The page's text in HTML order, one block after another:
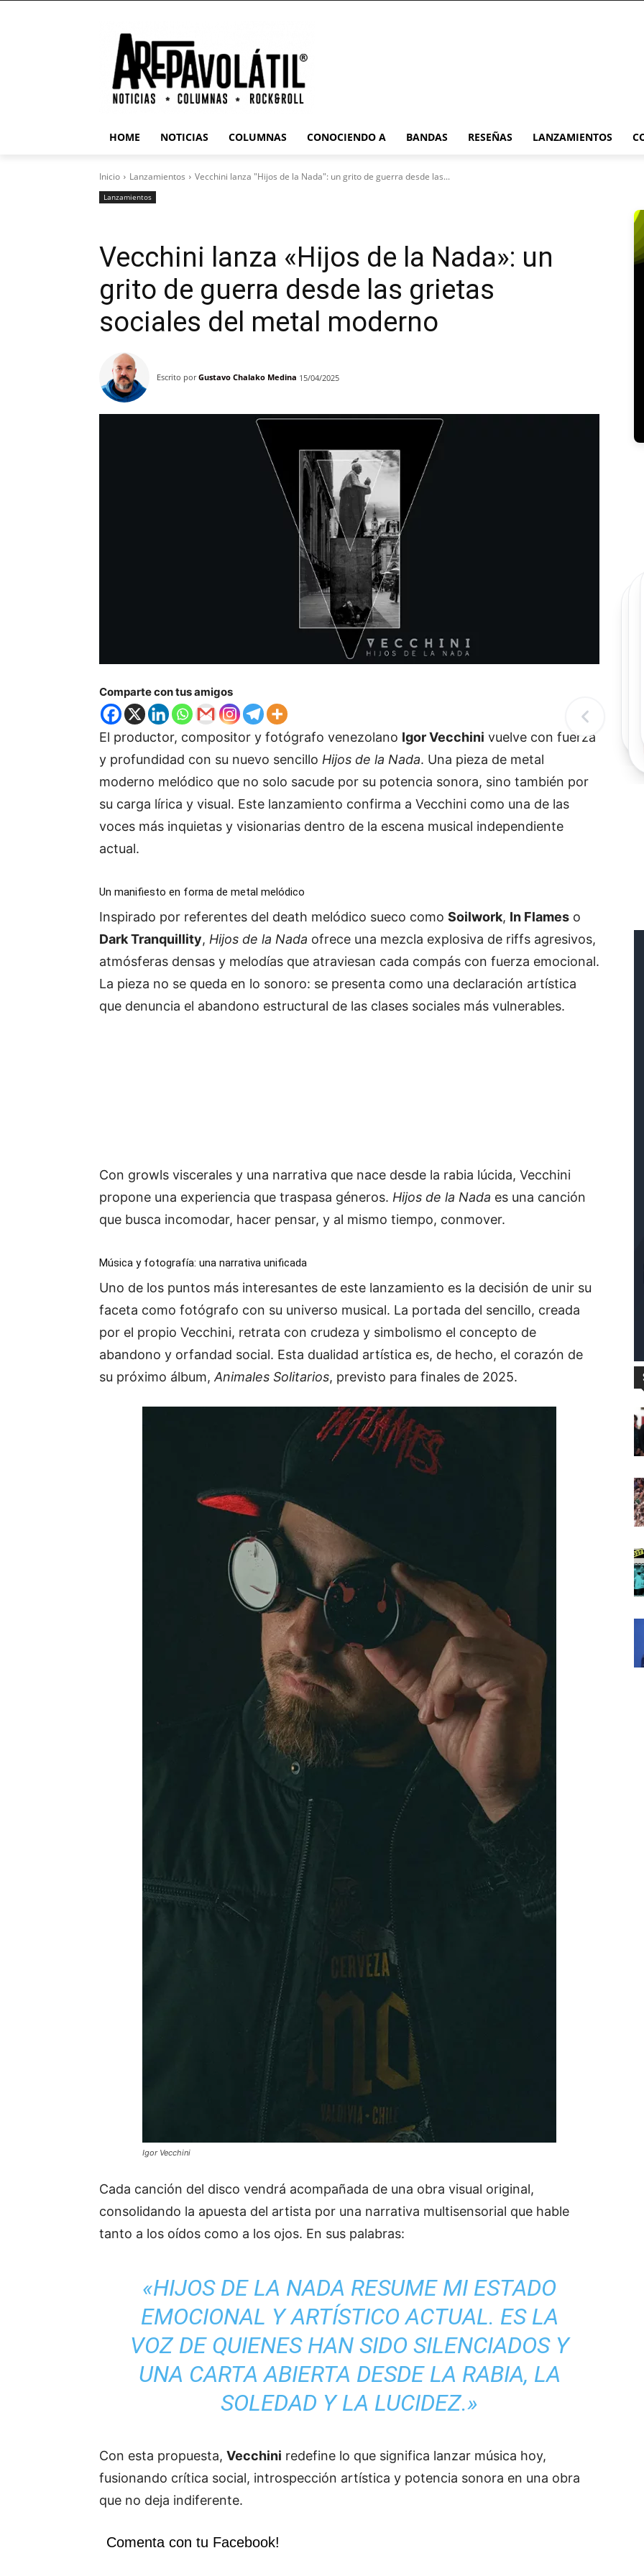
HOME NOTICIAS COLUMNAS CONOCIENDO A BANDAS RESEÑAS LANZAMIENTOS
Inicio Lanzamientos Vecchini lanza "Hijos de la Nada": un grito de guerra desde las...
Lanzamientos
Vecchini lanza «Hijos de la Nada»: un
grito de guerra desde las grietas
sociales del metal moderno
Escrito por Gustavo Chalako Medina 15/04/2025
Comparte con tus amigos
El productor, compositor y fotógrafo venezolano Igor Vecchini vuelve con fuerza
y profundidad con su nuevo sencillo Hijos de la Nada. Una pieza de metal
moderno melódico que no solo sacude por su potencia sonora, sino también por
su carga lírica y visual. Este lanzamiento confirma a Vecchini como una de las
voces más inquietas y visionarias dentro de la escena musical independiente
actual.
Un manifiesto en forma de metal melódico
Inspirado por referentes del death melódico sueco como Soilwork, In Flames o
Dark Tranquillity, Hijos de la Nada ofrece una mezcla explosiva de riffs agresivos,
atmósferas densas y melodías que atraviesan cada compás con fuerza emocional.
La pieza no se queda en lo sonoro: se presenta como una declaración artística
que denuncia el abandono estructural de las clases sociales más vulnerables.
Con growls viscerales y una narrativa que nace desde la rabia lúcida, Vecchini
propone una experiencia que traspasa géneros. Hijos de la Nada es una canción
que busca incomodar, hacer pensar, y al mismo tiempo, conmover.
Música y fotografía: una narrativa unificada
Uno de los puntos más interesantes de este lanzamiento es la decisión de unir su
faceta como fotógrafo con su universo musical. La portada del sencillo, creada
por el propio Vecchini, retrata con crudeza y simbolismo el concepto de
abandono y orfandad social. Esta dualidad artística es, de hecho, el corazón de
su próximo álbum, Animales Solitarios, previsto para finales de 2025.
Igor Vecchini
Cada canción del disco vendrá acompañada de una obra visual original,
consolidando la apuesta del artista por una narrativa multisensorial que hable
tanto a los oídos como a los ojos. En sus palabras:
«HIJOS DE LA NADA RESUME MI ESTADO
EMOCIONAL Y ARTÍSTICO ACTUAL. ES LA
VOZ DE QUIENES HAN SIDO SILENCIADOS Y
UNA CARTA ABIERTA DESDE LA RABIA, LA
SOLEDAD Y LA LUCIDEZ.»
Con esta propuesta, Vecchini redefine lo que significa lanzar música hoy,
fusionando crítica social, introspección artística y potencia sonora en una obra
que no deja indiferente.
Comenta con tu Facebook!